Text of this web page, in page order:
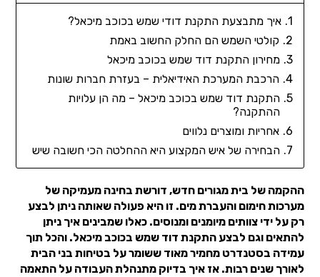
איך מתבצעת התקנת דודי שמש בכוכב מיכאל?
קולטי השמש הם החלק החשוב באמת
מחירון התקנת דוד שמש בכוכב מיכאל
הרכבת המערכת האידיאלית – בעזרת חברות שונות
התקנת דוד שמש בכוכב מיכאל – מה הן עלויות
ההתקנה?
אחריות ומוצרים נלווים
הבחירה של איש המקצוע היא ההחלטה הכי חשובה שיש
ההקמה של בית מגורים חדש, דורשת בחינה מעמיקה של
מערכות חימום והעברת מים. זו היא פעולה שאותה ניתן לבצע
רק על ידי צוותים מיומנים ומנוסים. כאלו שמבינים איך ניתן
להתאים וגם לבצע התקנת דוד שמש בכוכב מיכאל. והכל תוך
עמידה בסטנדרט מחמיר מאוד ששומר על בטיחות בני הבית
לאורך שנים רבות. אז איך בדיוק מתנהלת העבודה על התאמה